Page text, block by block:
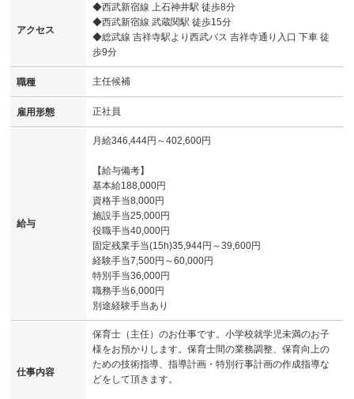
アクセス
◆西武新宿線 上石神井駅 徒歩8分
◆西武新宿線 武蔵関駅 徒歩15分
◆総武線 吉祥寺駅より西武バス 吉祥寺通り入口 下車 徒
歩9分
職種 主任候補
雇用形態 正社員
給与
月給346,444円～402,600円
【給与備考】
基本給188,000円
資格手当8,000円
施設手当25,000円
役職手当40,000円
固定残業手当(15h)35,944円～39,600円
経験手当7,500円～60,000円
特別手当36,000円
職務手当6,000円
別途経験手当あり
仕事内容
保育士（主任）のお仕事です。小学校就学児未満のお子
様をお預かりします。保育士間の業務調整、保育向上の
ための技術指導、指導計画・特別行事計画の作成指導な
どをして頂きます。